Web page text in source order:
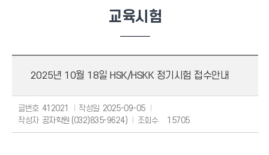
교육시험
2025년 10월 18일 HSK/HSKK 정기시험 접수안내
글번호 412021 작성일 2025-09-05
작성자 공자학원 (032)835-9624) 조회수 15705